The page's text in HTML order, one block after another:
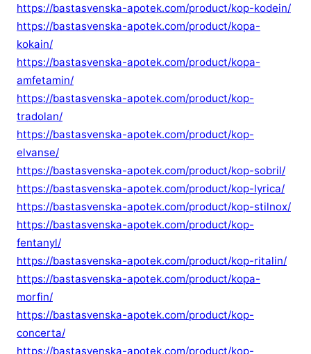
https://bastasvenska-apotek.com/product/kop-kodein/
https://bastasvenska-apotek.com/product/kopa-
kokain/
https://bastasvenska-apotek.com/product/kopa-
amfetamin/
https://bastasvenska-apotek.com/product/kop-
tradolan/
https://bastasvenska-apotek.com/product/kop-
elvanse/
https://bastasvenska-apotek.com/product/kop-sobril/
https://bastasvenska-apotek.com/product/kop-lyrica/
https://bastasvenska-apotek.com/product/kop-stilnox/
https://bastasvenska-apotek.com/product/kop-
fentanyl/
https://bastasvenska-apotek.com/product/kop-ritalin/
https://bastasvenska-apotek.com/product/kopa-
morfin/
https://bastasvenska-apotek.com/product/kop-
concerta/
https://bastasvenska-apotek.com/product/kop-